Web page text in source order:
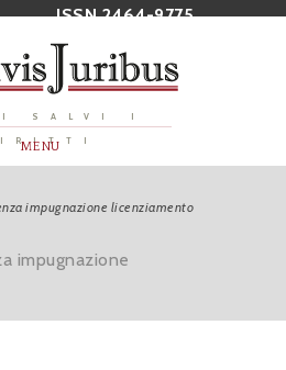
ISSN 2464-9775
SALVI I
MENU
impugnazione licenziamento
impugnazione